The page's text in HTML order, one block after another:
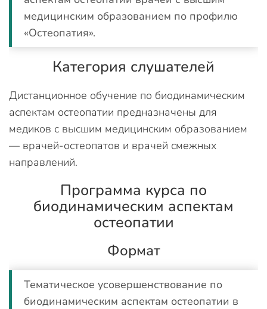
медицинским образованием по профилю
«Остеопатия».
Категория слушателей
Дистанционное обучение по биодинамическим
аспектам остеопатии предназначены для
медиков с высшим медицинским образованием
— врачей-остеопатов и врачей смежных
направлений.
Программа курса по
биодинамическим аспектам
остеопатии
Формат
Тематическое усовершенствование по
биодинамическим аспектам остеопатии в